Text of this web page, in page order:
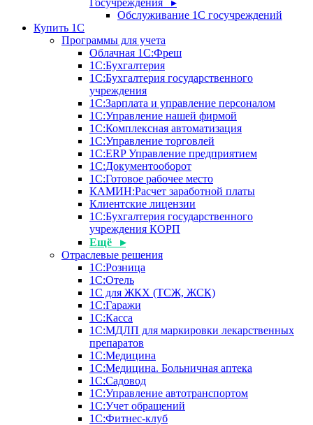
Госучреждения ▸
Обслуживание 1С госучреждений
Купить 1С
Программы для учета
Облачная 1С:Фреш
1С:Бухгалтерия
1С:Бухгалтерия государственного
учреждения
1С:Зарплата и управление персоналом
1С:Управление нашей фирмой
1С:Комплексная автоматизация
1С:Управление торговлей
1С:ERP Управление предприятием
1С:Документооборот
1C:Готовое рабочее место
КАМИН:Расчет заработной платы
Клиентские лицензии
1С:Бухгалтерия государственного
учреждения КОРП
Ещё ▸
Отраслевые решения
1С:Розница
1С:Отель
1С для ЖКХ (ТСЖ, ЖСК)
1С:Гаражи
1С:Касса
1С:МДЛП для маркировки лекарственных
препаратов
1С:Медицина
1С:Медицина. Больничная аптека
1С:Садовод
1С:Управление автотранспортом
1С:Учет обращений
1С:Фитнес-клуб